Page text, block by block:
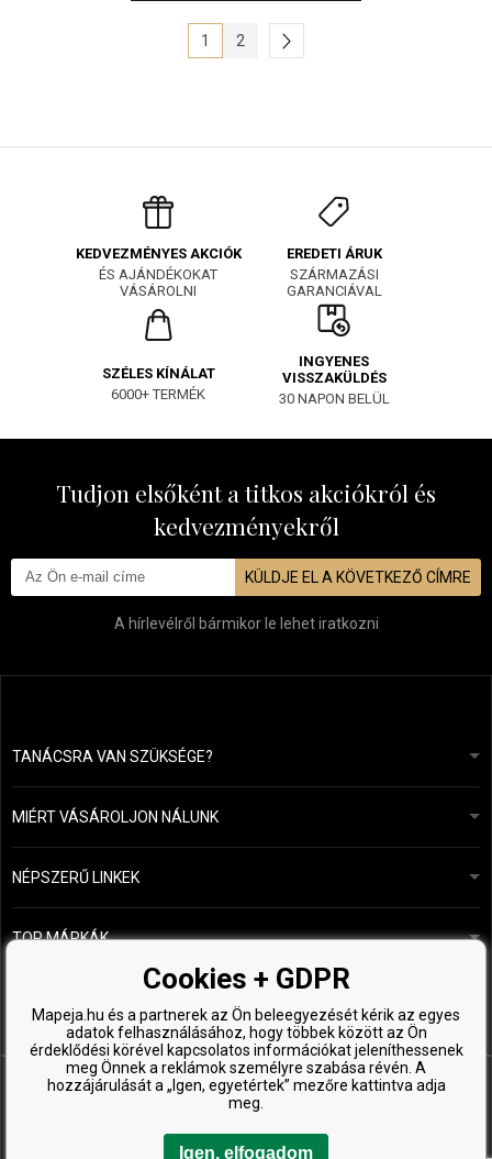
1 2
KEDVEZMÉNYES AKCIÓK
ÉS AJÁNDÉKOKAT
VÁSÁROLNI
EREDETI ÁRUK
SZÁRMAZÁSI
GARANCIÁVAL
SZÉLES KÍNÁLAT
6000+ TERMÉK
INGYENES
VISSZAKÜLDÉS
30 NAPON BELÜL
Tudjon elsőként a titkos akciókról és
kedvezményekről
KÜLDJE EL A KÖVETKEZŐ CÍMRE
A hírlevélről bármikor le lehet iratkozni
TANÁCSRA VAN SZÜKSÉGE?info@mapeja.hu
24 órán belül válaszolunk.
MIÉRT VÁSÁROLJON NÁLUNK
Általános szerződési feltételek (ÁSZF)
Személyes adatok védelme
Fizetési és szállítási áttekintés
Áru visszaküldése
NÉPSZERŰ LINKEK
A mi történetünk
TOP MÁRKÁK
Kérastase
O&M
Paul Mitchell
Wella Professionals
Zenz Organic
Cookies + GDPR
Mapeja.hu és a partnerek az Ön beleegyezését kérik az egyes
adatok felhasználásához, hogy többek között az Ön
érdeklődési körével kapcsolatos információkat jeleníthessenek
meg Önnek a reklámok személyre szabása révén. A
hozzájárulását a „Igen, egyetértek” mezőre kattintva adja
meg.
Igen, elfogadom